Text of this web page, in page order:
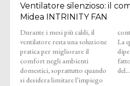
Ventilatore silenzioso: il
Midea INTRINITY FAN
Durante i mesi più caldi, il
ventilatore resta una soluzione
pratica per migliorare il
comfort negli ambienti
domestici, soprattutto quando
si desidera limitare l’impiego
continuo del climatizzatore.
La qualità della ventilazione
dipende però da diversi
fattori: portata, regolarità
del...